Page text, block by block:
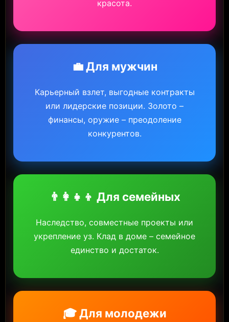
красота.
💼 Для мужчин
Карьерный взлет, выгодные контракты
или лидерские позиции. Золото –
финансы, оружие – преодоление
конкурентов.
👨‍👩‍👧‍👦 Для семейных
Наследство, совместные проекты или
укрепление уз. Клад в доме – семейное
единство и достаток.
🎓 Для молодежи